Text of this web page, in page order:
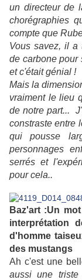
un directeur de
chorégraphies
compte que
Vous savez, il a
de carbone pour
et c'était génial !
Mais la
vraiment le lieu
de notre part...
constraste entre
qui pousse
personnages
serrés et
pour cela..
Baz'art :Un
interprétation
d'homme
des mustangs
Ah c'est une
aussi une